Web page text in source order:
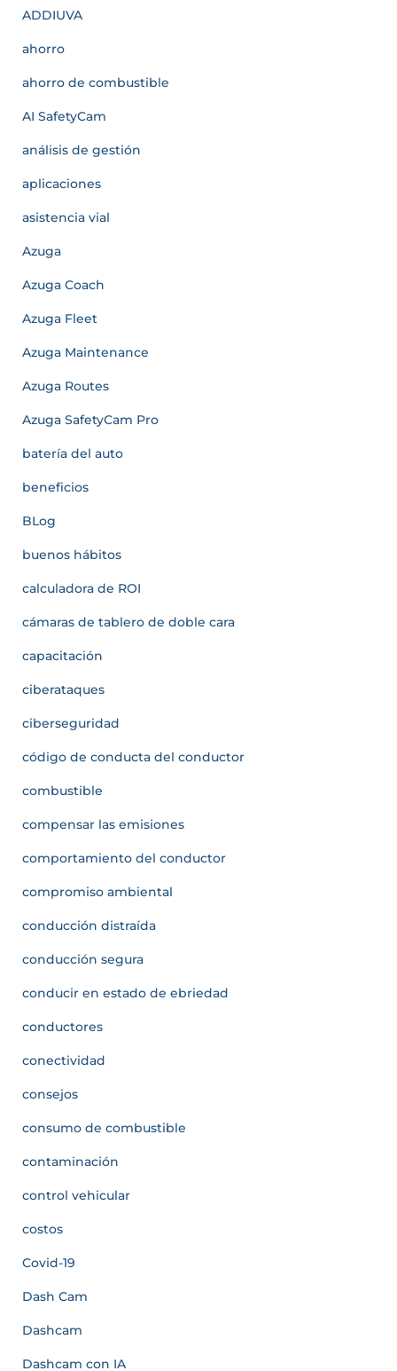
ADDIUVA
ahorro
ahorro de combustible
AI SafetyCam
análisis de gestión
aplicaciones
asistencia vial
Azuga
Azuga Coach
Azuga Fleet
Azuga Maintenance
Azuga Routes
Azuga SafetyCam Pro
batería del auto
beneficios
BLog
buenos hábitos
calculadora de ROI
cámaras de tablero de doble cara
capacitación
ciberataques
ciberseguridad
código de conducta del conductor
combustible
compensar las emisiones
comportamiento del conductor
compromiso ambiental
conducción distraída
conducción segura
conducir en estado de ebriedad
conductores
conectividad
consejos
consumo de combustible
contaminación
control vehicular
costos
Covid-19
Dash Cam
Dashcam
Dashcam con IA